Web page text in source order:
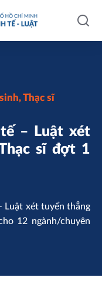
,Thạc sĩ
– Luật xét
sĩ đợt 1
Luật xét tuyển thẳng
12 ngành/chuyên